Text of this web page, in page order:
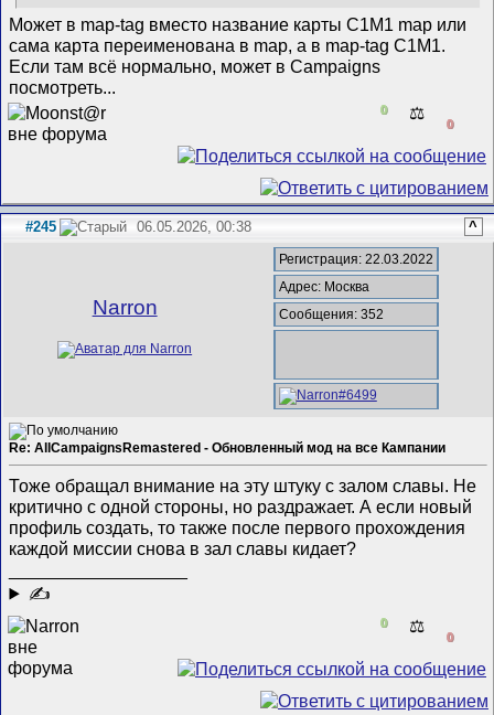
Может в map-tag вместо название карты C1M1 map или
сама карта переименована в map, а в map-tag C1M1.
Если там всё нормально, может в Campaigns
посмотреть...
0 ⚖️
0
#245 06.05.2026, 00:38 ^
Narron
Регистрация: 22.03.2022
Адрес: Москва
Сообщения: 352
Re: AllCampaignsRemastered - Обновленный мод на все Кампании
Тоже обращал внимание на эту штуку с залом славы. Не
критично с одной стороны, но раздражает. А если новый
профиль создать, то также после первого прохождения
каждой миссии снова в зал славы кидает?
✍
0 ⚖️
0